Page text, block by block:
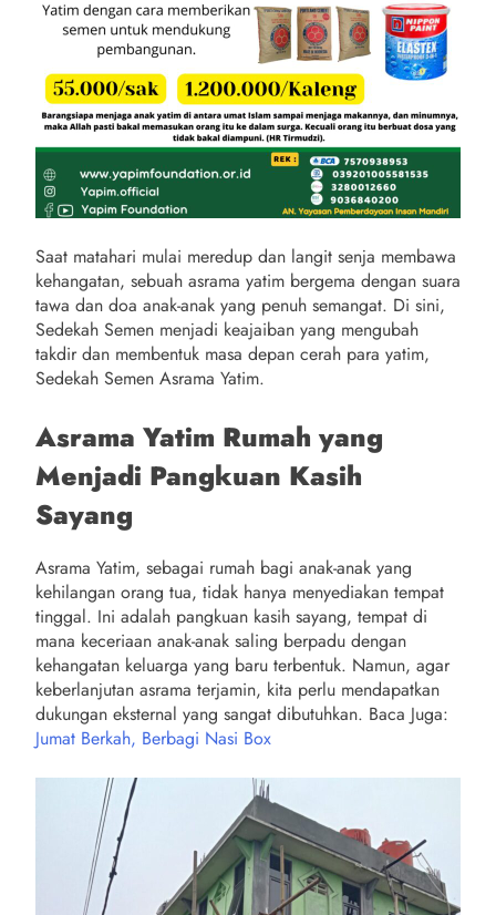
Saat matahari mulai meredup dan langit senja membawa
kehangatan, sebuah asrama yatim bergema dengan suara
tawa dan doa anak-anak yang penuh semangat. Di sini,
Sedekah Semen menjadi keajaiban yang mengubah
takdir dan membentuk masa depan cerah para yatim,
Sedekah Semen Asrama Yatim.
Asrama Yatim Rumah yang
Menjadi Pangkuan Kasih
Sayang
Asrama Yatim, sebagai rumah bagi anak-anak yang
kehilangan orang tua, tidak hanya menyediakan tempat
tinggal. Ini adalah pangkuan kasih sayang, tempat di
mana keceriaan anak-anak saling berpadu dengan
kehangatan keluarga yang baru terbentuk. Namun, agar
keberlanjutan asrama terjamin, kita perlu mendapatkan
dukungan eksternal yang sangat dibutuhkan. Baca Juga:
Jumat Berkah, Berbagi Nasi Box